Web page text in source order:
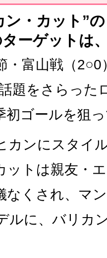
目は「個」
シンポジウム「気候変動から命
ン・カット”
ーゲットは
富山戦（2○0
題をさらった
初ゴールを狙
ンにスタイ
ットは親友・
なくされ、マ
ルに、バリカ